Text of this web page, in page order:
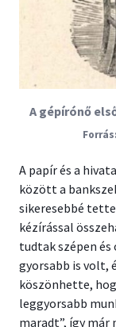
A gépírónő
A papír és a
között a
sikeresebbé
kézírással
tudtak szépen
gyorsabb is volt,
köszönhette,
leggyorsabb
maradt”, így